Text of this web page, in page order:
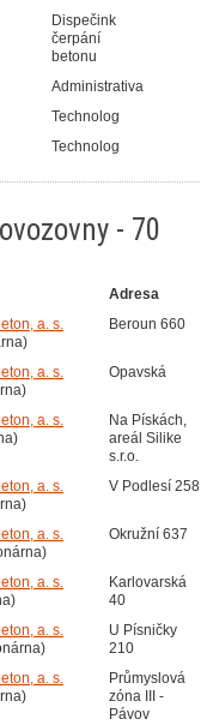
Dispečink
čerpání
betonu
Administrativa
Technolog
Technolog
- 70
Adresa
a. s.
Beroun 660
a. s.
Opavská
a. s.
Na Pískách,
areál Silike
s.r.o.
a. s.
V Podlesí 258
a. s.
Okružní 637
a. s.
Karlovarská
40
a. s.
U Písničky
210
a. s.
Průmyslová
zóna III -
Pávov